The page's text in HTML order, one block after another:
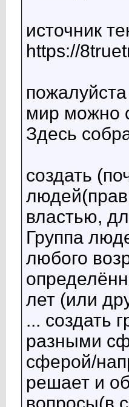
источник
https://
мир можно
Здесь
создать
властью,
Группа
любого
лет (или
... создать
разными
сферой/
решает и